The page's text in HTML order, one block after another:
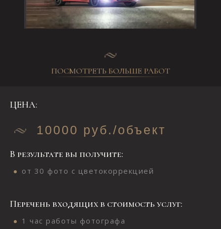
ЦЕНА:
10000 руб./объект
В результате вы получите:
от 30 фото с цветокоррекцией
Перечень входящих в стоимость услуг:
1 час работы фотографа
ПОСМОТРЕТЬ БОЛЬШЕ РАБОТ